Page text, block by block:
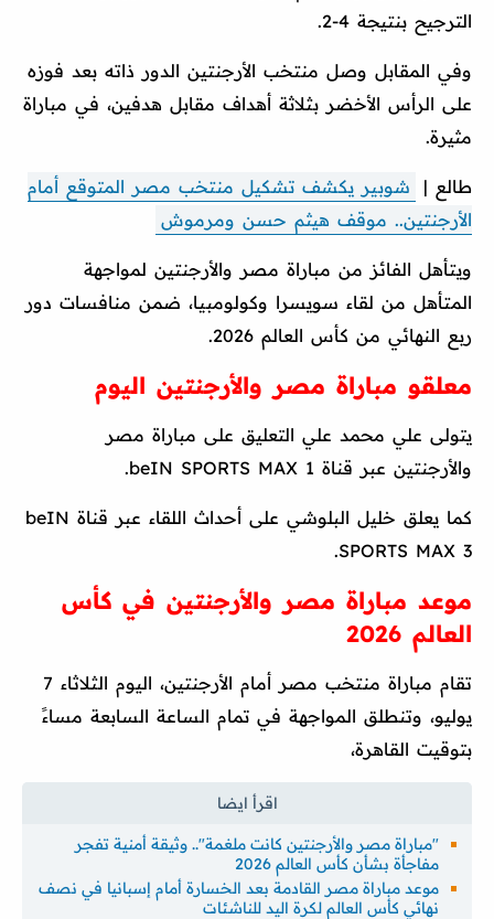
الترجيح بنتيجة 4-2.
وفي المقابل وصل منتخب الأرجنتين الدور ذاته بعد فوزه
على الرأس الأخضر بثلاثة أهداف مقابل هدفين، في مباراة
مثيرة.
طالع |
شوبير يكشف تشكيل منتخب مصر المتوقع أمام
الأرجنتين.. موقف هيثم حسن ومرموش
ويتأهل الفائز من مباراة مصر والأرجنتين لمواجهة
المتأهل من لقاء سويسرا وكولومبيا، ضمن منافسات دور
ربع النهائي من كأس العالم 2026.
معلقو مباراة مصر والأرجنتين اليوم
يتولى علي محمد علي التعليق على مباراة مصر
والأرجنتين عبر قناة beIN SPORTS MAX 1.
كما يعلق خليل البلوشي على أحداث اللقاء عبر قناة beIN
SPORTS MAX 3.
موعد مباراة مصر والأرجنتين في كأس
العالم 2026
تقام مباراة منتخب مصر أمام الأرجنتين، اليوم الثلاثاء 7
يوليو، وتنطلق المواجهة في تمام الساعة السابعة مساءً
بتوقيت القاهرة،
"مباراة مصر والأرجنتين كانت ملغمة".. وثيقة أمنية تفجر
مفاجأة بشأن كأس العالم 2026
موعد مباراة مصر القادمة بعد الخسارة أمام إسبانيا في نصف
نهائي كأس العالم لكرة اليد للناشئات